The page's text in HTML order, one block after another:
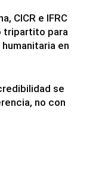
CICR e IFRC
tripartito para
en
se
no con